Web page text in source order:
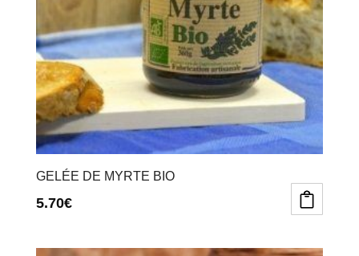
GELÉE DE MYRTE BIO
5.70€